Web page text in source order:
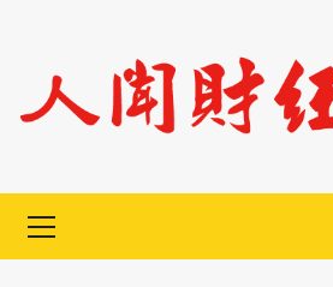
content
Menu